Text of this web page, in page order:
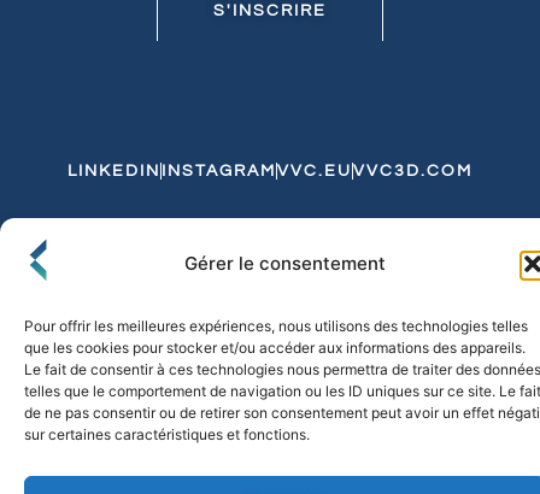
Gérer le consentement
Pour offrir les meilleures expériences, nous utilisons des technologies telles
que les cookies pour stocker et/ou accéder aux informations des appareils.
Le fait de consentir à ces technologies nous permettra de traiter des données
telles que le comportement de navigation ou les ID uniques sur ce site. Le fait
de ne pas consentir ou de retirer son consentement peut avoir un effet
sur certaines caractéristiques et fonctions.
S'INSCRIRE
LINKEDIN INSTAGRAM VVC.EU VVC3D.COM
Politique de Confidentialité et de CookiesExpédition et Livraison
© 2026 FLO & CO. All Rights Reserved